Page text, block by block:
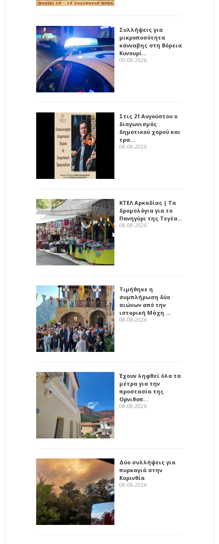
Συλλήψεις για
μικροποσότητα
κάνναβης στη Βόρεια
Κυνουρί…
09-08-2026
Στις 21 Αυγούστου ο
διαγωνισμός
δημοτικού χορού και
τρα…
08-08-2026
ΚΤΕΛ Αρκαδίας | Τα
δρομολόγια για το
Πανηγύρι της Τεγέα…
08-08-2026
Τιμήθηκε η
συμπλήρωση δύο
αιώνων από την
ιστορική Μάχη …
08-08-2026
Έχουν ληφθεί όλα τα
μέτρα για την
προστασία της
Ορνιθοπ…
08-08-2026
Δύο συλλήψεις για
πυρκαγιά στην
Κορινθία
08-08-2026